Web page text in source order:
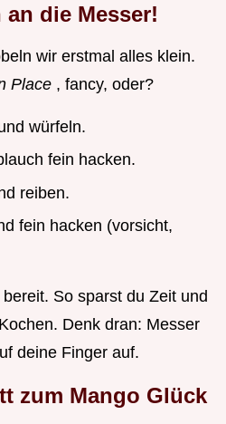
an die Messer!
wir erstmal alles klein.
Place , fancy, oder?
würfeln.
fein hacken.
reiben.
fein hacken (vorsicht,
So sparst du Zeit und
Denk dran: Messer
deine Finger auf.
zum Mango Glück